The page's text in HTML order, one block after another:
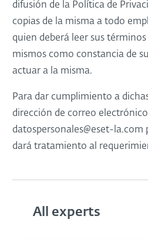
difusión de la Política de
copias de la misma a todo
quien deberá leer sus
mismos como constancia de
actuar a la misma.
Para dar cumplimiento a
dirección de correo electrónico
datospersonales@eset-la.com
dará tratamiento al
All experts